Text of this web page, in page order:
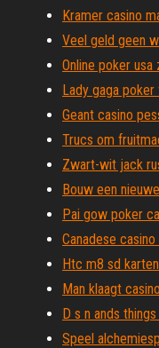
Kramer casino
Veel geld geen
Online poker
Lady gaga
Geant casino
Trucs om
Zwart-wit jack
Bouw een
Pai gow poker
Canadese
Htc m8 sd
Man klaagt
D s n ands
Speel